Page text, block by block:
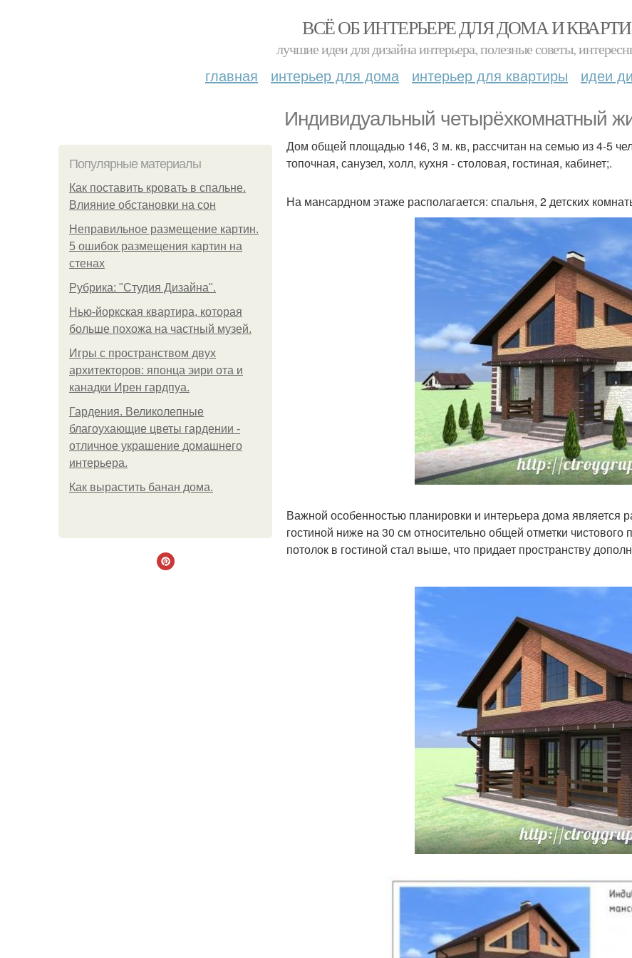
ВСЁ ОБ ИНТЕРЬЕРЕ ДЛЯ ДОМА И
лучшие идеи для дизайна интерьера, полезные советы,
главная интерьер для дома интерьер для квартиры идеи
Индивидуальный четырёхкомнатный
Популярные материалы
Как поставить кровать в спальне.
Влияние обстановки на сон
Неправильное размещение картин.
5 ошибок размещения картин на
стенах
Рубрика: "Студия Дизайна".
Нью-йоркская квартира, которая
больше похожа на частный музей.
Игры с пространством двух
архитекторов: японца эири ота и
канадки Ирен гардпуа.
Гардения. Великолепные
благоухающие цветы гардении -
отличное украшение домашнего
интерьера.
Как вырастить банан дома.
Дом общей площадью 146, 3 м. кв, рассчитан на семью из 4-5
топочная, санузел, холл, кухня - столовая, гостиная, кабинет;.
На мансардном этаже располагается: спальня, 2 детских
Важной особенностью планировки и интерьера дома является
гостиной ниже на 30 см относительно общей отметки
потолок в гостиной стал выше, что придает пространству